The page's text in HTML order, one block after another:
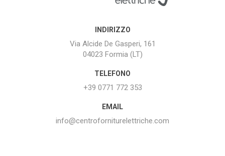
INDIRIZZO
Via Alcide De Gasperi, 161
04023 Formia (LT)
TELEFONO
+39 0771 772 353
EMAIL
info@centroforniturelettriche.com